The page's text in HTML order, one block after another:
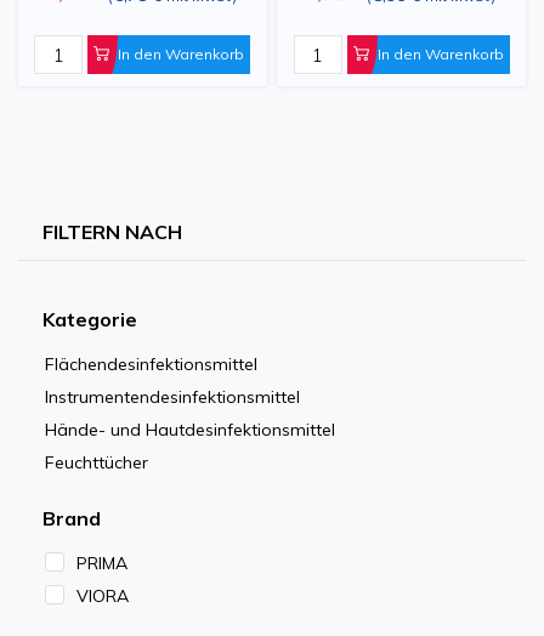
In den Warenkorb In den Warenkorb
FILTERN NACH
Kategorie
Flächendesinfektionsmittel
Instrumentendesinfektionsmittel
Hände- und Hautdesinfektionsmittel
Feuchttücher
Brand
PRIMA
VIORA